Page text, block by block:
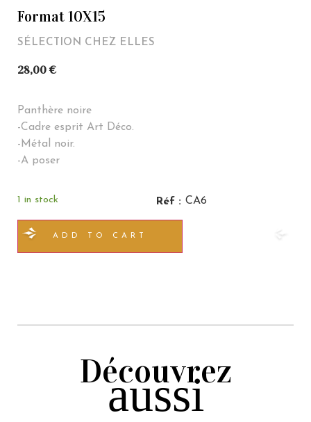
Format 10X15
SÉLECTION CHEZ ELLES
28,00 €
Panthère noire
-Cadre esprit Art Déco.
-Métal noir.
-A poser
1 in stock Réf : CA6
ADD TO CART
Découvrez
aussi